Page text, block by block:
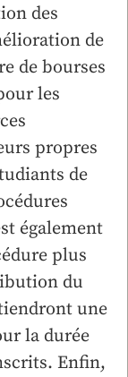
des
de
de bourses
les
propres
de
également
plus
du
une
la durée
Enfin,